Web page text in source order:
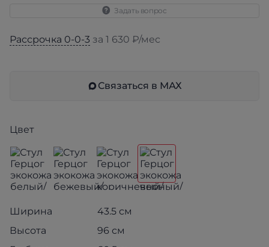
Задать вопрос
Рассрочка 0-0-3 за 1 630 ₽/мес
Связаться в МАХ
Цвет
Ширина
43.5 см
Высота
96 см